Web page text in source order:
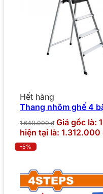
Hết hàng
Thang nhôm ghế 4
1.640.000₫ Giá gốc là:
hiện tại là: 1.312.000
-5%